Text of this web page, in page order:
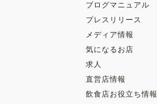
ブログマニュアル
プレスリリース
メディア情報
気になるお店
求人
直営店情報
飲食店お役立ち情報